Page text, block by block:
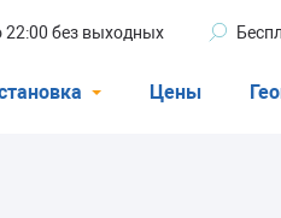
22:00 без выходных
Цены